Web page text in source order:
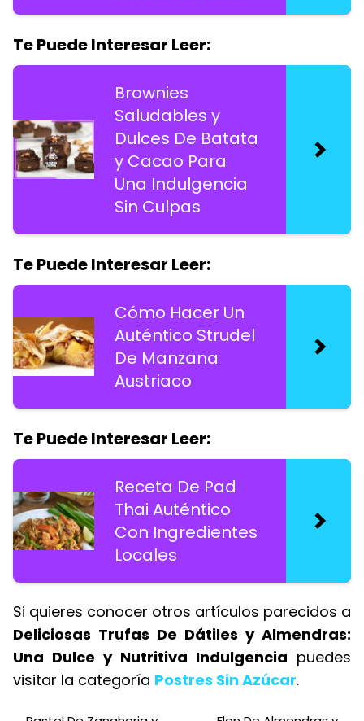
Te Puede Interesar Leer:
Brownies
Saludables y
Dulces De Batata
y Cacao Para
Una Indulgencia
Sin Culpas
Te Puede Interesar Leer:
Cómo Hacer Un
Auténtico Strudel
De Manzana
Austriaco
Te Puede Interesar Leer:
Receta De Pad
Thai Auténtico
Con Ingredientes
Locales
Si quieres conocer otros artículos parecidos a
Deliciosas Trufas De Dátiles y Almendras:
Una Dulce y Nutritiva Indulgencia puedes
visitar la categoría Postres Sin Azúcar.